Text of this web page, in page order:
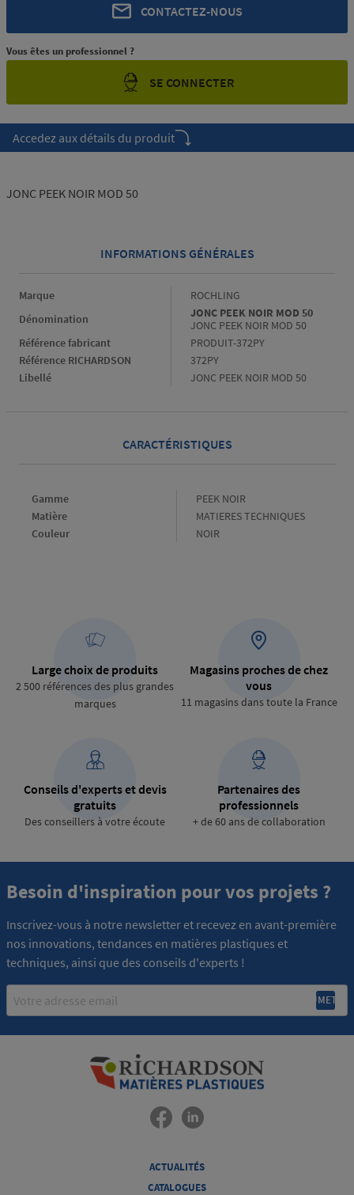
CONTACTEZ-NOUS
Vous êtes un professionnel ?
SE CONNECTER
Accedez aux détails du produit
JONC PEEK NOIR MOD 50
INFORMATIONS GÉNÉRALES
Informations générales
Marque
ROCHLING
Dénomination
JONC PEEK NOIR MOD 50
JONC PEEK NOIR MOD 50
Référence fabricant
PRODUIT-372PY
Référence RICHARDSON
372PY
Libellé
JONC PEEK NOIR MOD 50
CARACTÉRISTIQUES
Gamme Gamme
PEEK NOIR
Matière
Matière
MATIERES TECHNIQUES
Couleur
Couleur
NOIR
Large choix de produits
2 500 références des plus grandes
marques
Magasins proches de chez
vous
11 magasins dans toute la France
Conseils d'experts et devis
gratuits
Des conseillers à votre écoute
Partenaires des
professionnels
+ de 60 ans de collaboration
Besoin d'inspiration pour vos projets ?
Inscrivez-vous à notre newsletter et recevez en avant-première
nos innovations, tendances en matières plastiques et
techniques, ainsi que des conseils d'experts !
Email
ACTUALITÉS
CATALOGUES